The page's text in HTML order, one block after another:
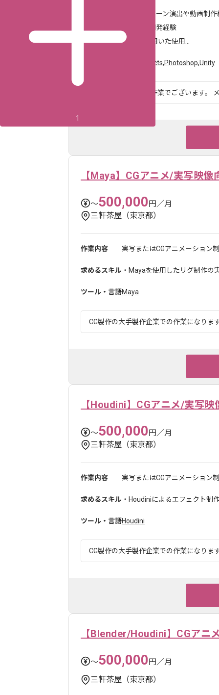
1
・カットシーン演出や動画制作
・ゲーム開発経験
・Unityを用いた使用...
After Effects,Photoshop,Unity
ゲーム開発企業での作業でございます。
【Maya】CGアニメ/実写映像
〜500,000円／月
三軒茶屋（東京都）
作業内容 実写またはCGアニメーション
求めるスキル ・Mayaを使用したリグ制作の
ツール・言語Maya
CG製作の大手製作企業での作業になりま
【Houdini】CGアニメ/実写
〜500,000円／月
三軒茶屋（東京都）
作業内容 実写またはCGアニメーション
求めるスキル ・Houdiniによるエフェクト制
ツール・言語Houdini
CG製作の大手製作企業での作業になりま
【Blender/Houdini】CGアニ
〜500,000円／月
三軒茶屋（東京都）